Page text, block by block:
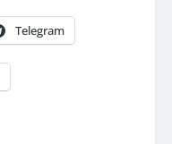
Telegram